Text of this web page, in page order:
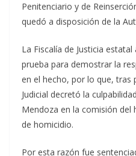
Penitenciario y de
quedó a disposición de la
La Fiscalía de Justicia
prueba para demostrar la
en el hecho, por lo que, tras
Judicial decretó la
Mendoza en la comisión del
de homicidio.
Por esta razón fue